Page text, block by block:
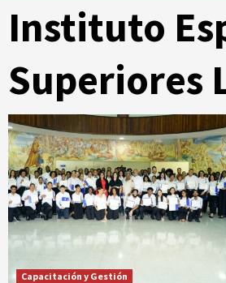
Instituto
Superiores
Capacitación y Gestión